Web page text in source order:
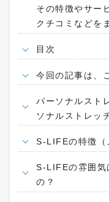
その特徴やサー
クチコミなどを
目次
今回の記事は、
パーソナルスト
ソナルストレッ
S-LIFEの特徴（
S-LIFEの雰囲気
の？